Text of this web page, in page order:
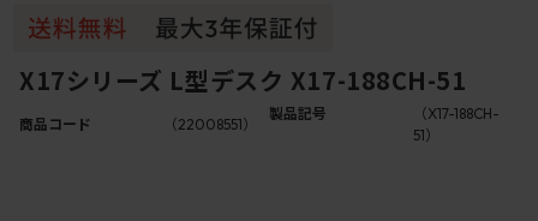
X17シリーズ L型デスク X17-188CH-51
商品コード （22008551）
製品記号
（X17-188CH-
51）